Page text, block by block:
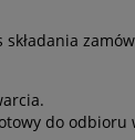
do odbioru